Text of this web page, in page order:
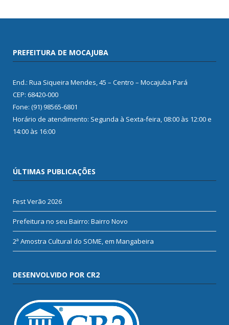
PREFEITURA DE MOCAJUBA
End.: Rua Siqueira Mendes, 45 – Centro – Mocajuba Pará
CEP: 68420-000
Fone: (91) 98565-6801
Horário de atendimento: Segunda à Sexta-feira, 08:00 às 12:00 e
14:00 às 16:00
ÚLTIMAS PUBLICAÇÕES
Fest Verão 2026
Prefeitura no seu Bairro: Bairro Novo
2ª Amostra Cultural do SOME, em Mangabeira
DESENVOLVIDO POR CR2